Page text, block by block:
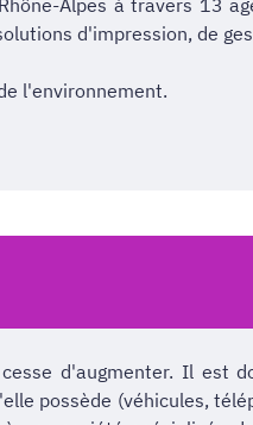
d'impression, de
l'environnement.
d'augmenter. Il est
possède (véhicules,